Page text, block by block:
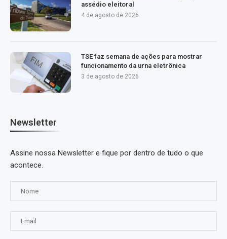
assédio eleitoral
4 de agosto de 2026
TSE faz semana de ações para mostrar
funcionamento da urna eletrônica
3 de agosto de 2026
Newsletter
Assine nossa Newsletter e fique por dentro de tudo o que
acontece.